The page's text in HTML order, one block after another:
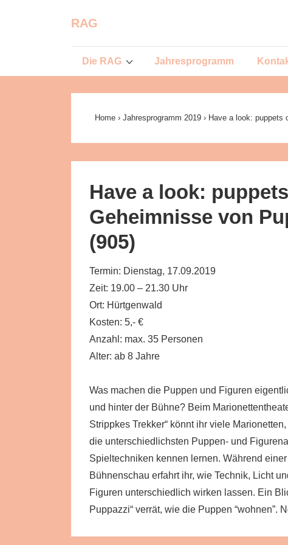
RAG
Main
Navigation
Die RAG Jahresprogramm
Home › Jahresprogramm 2019 › Have a look: puppets
Have a look:
Geheimnisse von
(905)
Termin: Dienstag, 17.09.2019
Zeit: 19.00 – 21.30 Uhr
Ort: Hürtgenwald
Kosten: 5,- €
Anzahl: max. 35 Personen
Alter: ab 8 Jahre
Was machen die Puppen und Figuren
und hinter der Bühne? Beim
Strippkes Trekker“ könnt ihr viele
die unterschiedlichsten Puppen- und
Spieltechniken kennen lernen. Während
Bühnenschau erfahrt ihr, wie Technik, Licht
Figuren unterschiedlich wirken lassen. Ein
Puppazzi“ verrät, wie die Puppen “wohnen”.